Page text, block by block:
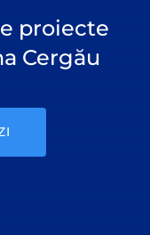
proiecte
Cergău